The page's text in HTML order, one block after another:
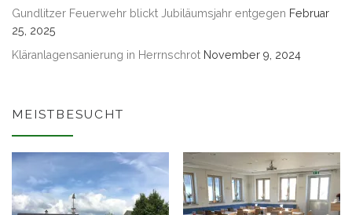
Gundlitzer Feuerwehr blickt Jubiläumsjahr entgegen Februar
25, 2025
Kläranlagensanierung in Herrnschrot November 9, 2024
MEISTBESUCHT